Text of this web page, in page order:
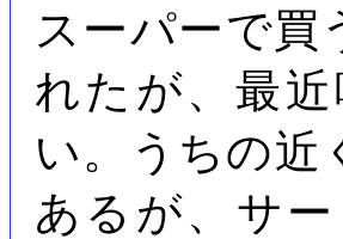
スーパーで買
れたが、最
い。うちの近
あるが、サ